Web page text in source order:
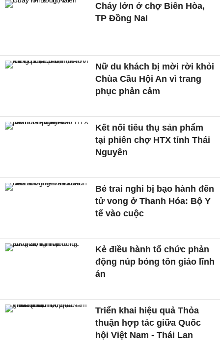
Cháy lớn ở chợ Biên Hòa,
TP Đồng Nai
Nữ du khách bị mời rời khỏi
Chùa Cầu Hội An vì trang
phục phản cảm
Kết nối tiêu thụ sản phẩm
tại phiên chợ HTX tỉnh Thái
Nguyên
Bé trai nghi bị bạo hành đến
tử vong ở Thanh Hóa: Bộ Y
tế vào cuộc
Kẻ điều hành tổ chức phản
động núp bóng tôn giáo lĩnh
án
Triển khai hiệu quả Thỏa
thuận hợp tác giữa Quốc
hội Việt Nam - Thái Lan